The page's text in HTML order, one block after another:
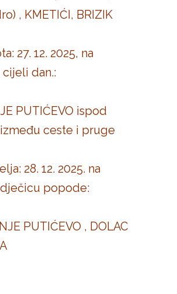
, KMETIĆI, BRIZIK
27. 12. 2025, na
cijeli dan.:
PUTIĆEVO ispod
ceste i pruge
28. 12. 2025. na
popode:
PUTIĆEVO , DOLAC